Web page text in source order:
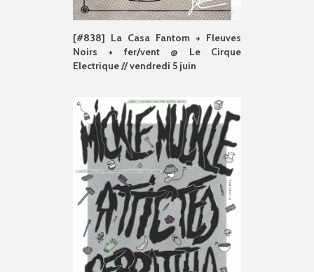
[#838] La Casa Fantom + Fleuves
Noirs + fer/vent @ Le Cirque
Electrique // vendredi 5 juin